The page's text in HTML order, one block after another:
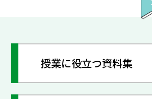
授業に役立つ資料集